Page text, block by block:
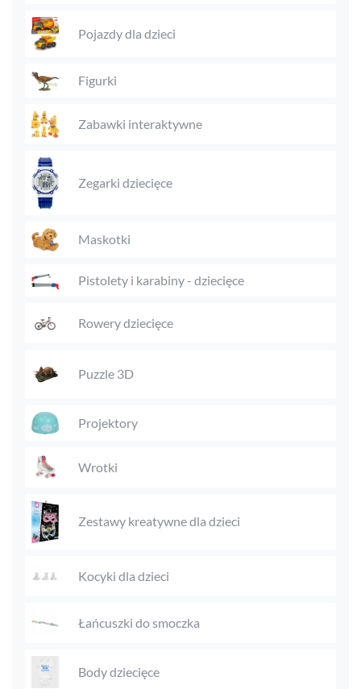
Pojazdy dla dzieci
Figurki
Zabawki interaktywne
Zegarki dziecięce
Maskotki
Pistolety i karabiny - dziecięce
Rowery dziecięce
Puzzle 3D
Projektory
Wrotki
Zestawy kreatywne dla dzieci
Kocyki dla dzieci
Łańcuszki do smoczka
Body dziecięce